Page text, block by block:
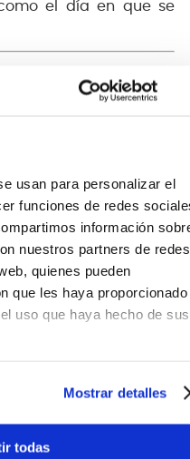
usan para personalizar el
funciones de redes
información
nuestros partners de redes
quienes pueden
que les haya proporcionado
uso que haya hecho de sus
Mostrar detalles
todas
el día en que se
Ernie Ball Slinky
legendarios como
el fundador Ernie Ball
cuerdas Slinky están
en níquel envuelto